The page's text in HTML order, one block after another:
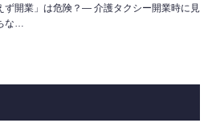
ず開業」は危険？― 介護タクシー開業時に見
な…